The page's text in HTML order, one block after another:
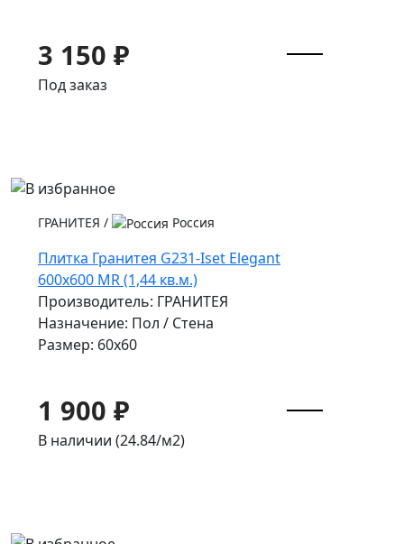
3 150 ₽
Под заказ
ГРАНИТЕЯ / Россия
Плитка Гранитея G231-Iset Elegant
600х600 MR (1,44 кв.м.)
Производитель: ГРАНИТЕЯ
Назначение: Пол / Стена
Размер: 60x60
1 900 ₽
В наличии (24.84/м2)